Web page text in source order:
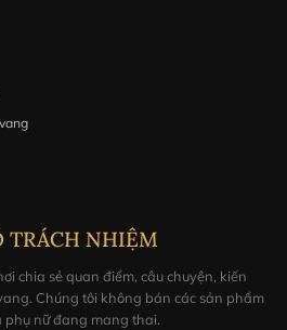
TRÁCH NHIỆM
chia sẻ quan điểm, câu chuyện, kiến
Chúng tôi không bán các sản phẩm
phụ nữ đang mang thai.